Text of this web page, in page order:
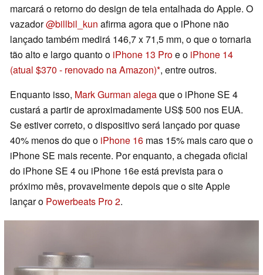
marcará o retorno do design de tela entalhada do Apple. O
vazador@billbil_kun afirma agora que o iPhone não
lançado também medirá 146,7 x 71,5 mm, o que o tornaria
tão alto e largo quanto o iPhone 13 Proe o iPhone 14
(atual $370 - renovado na Amazon) , entre outros.
Enquanto isso, Mark Gurman alegaque o iPhone SE 4
custará a partir de aproximadamente US$ 500 nos EUA.
Se estiver correto, o dispositivo será lançado por quase
40% menos do que o iPhone 16 mas 15% mais caro que o
iPhone SE mais recente. Por enquanto, a chegada oficial
do iPhone SE 4 ou iPhone 16e está prevista para o
próximo mês, provavelmente depois que o site Apple
lançar o Powerbeats Pro 2.